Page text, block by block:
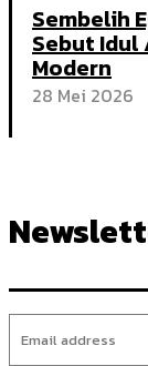
Sembelih
Sebut Idul
Modern
28 Mei 2026